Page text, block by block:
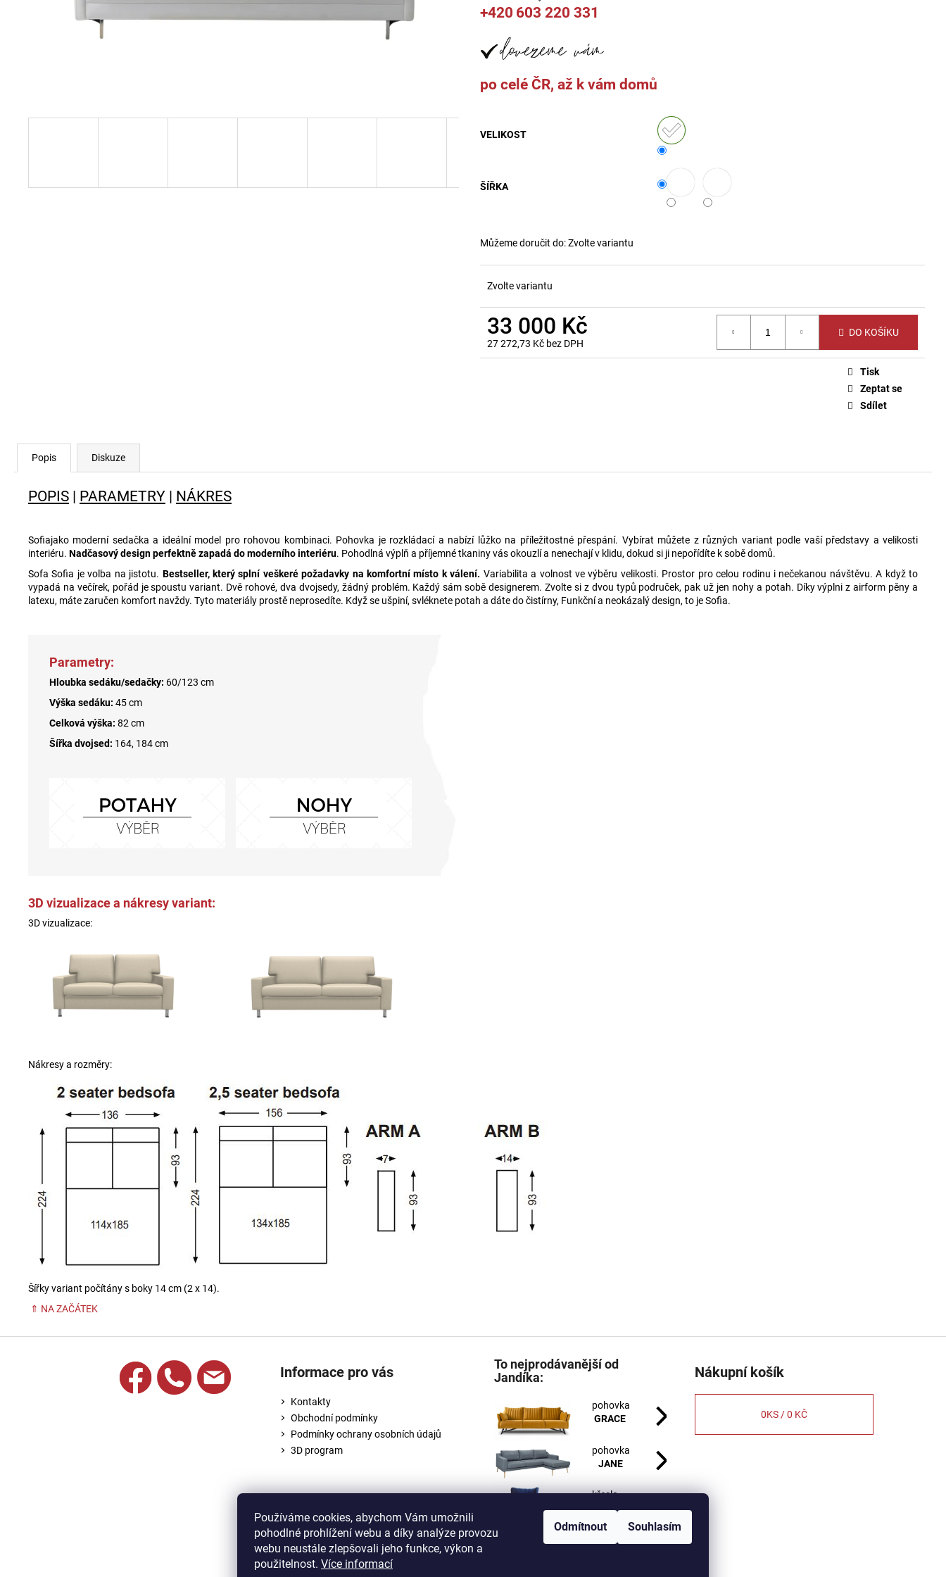
Používáme cookies, abychom Vám umožnili
pohodlné prohlížení webu a díky analýze provozu
webu neustále zlepšovali jeho funkce, výkon a
použitelnost. Více informací
Odmítnout Souhlasím
+420 603 220 331
po celé ČR, až k vám domů
VELIKOST
ŠÍŘKA
Můžeme doručit do:Zvolte variantu
Zvolte variantu
33 000 Kč
27 272,73 Kč bez DPH
Měrná
DO KOŠÍKU
Tisk
Zeptat se
Sdílet
Popis Diskuze
POPIS | PARAMETRY | NÁKRES
Sofiajako moderní sedačka a ideální model pro rohovou kombinaci. Pohovka je rozkládací a nabízí lůžko na příležitostné přespání. Vybírat můžete z různých variant podle vaší představy a velikosti
interiéru. Nadčasový design perfektně zapadá do moderního interiéru. Pohodlná výplň a příjemné tkaniny vás okouzlí a nenechají v klidu, dokud si ji nepořídíte k sobě domů.
Sofa Sofia je volba na jistotu. Bestseller, který splní veškeré požadavky na komfortní místo k válení. Variabilita a volnost ve výběru velikosti. Prostor pro celou rodinu i nečekanou návštěvu. A když to
vypadá na večírek, pořád je spoustu variant. Dvě rohové, dva dvojsedy, žádný problém. Každý sám sobě designerem. Zvolte si z dvou typů područek, pak už jen nohy a potah. Díky výplni z airform pěny a
latexu, máte zaručen komfort navždy. Tyto materiály prostě neprosedíte. Když se ušpiní, svléknete potah a dáte do čistírny, Funkční a neokázalý design, to je Sofia.
Parametry:
Hloubka sedáku/sedačky: 60/123 cm
Výška sedáku: 45 cm
Celková výška: 82 cm
Šířka dvojsed: 164, 184 cm
3D vizualizace a nákresy variant:
3D vizualizace:
Nákresy a rozměry:
Šířky variant počítány s boky 14 cm (2 x 14).
⇑ NA ZAČÁTEK
8 000 Kč 32 000 Kč
Informace pro vás
Kontakty
Obchodní podmínky
Podmínky ochrany osobních údajů
3D program
To nejprodávanější od
Jandíka:
pohovka
GRACE
pohovka
JANE
křeslo
ROSE
Nákupní košík
0KS /0 KČ